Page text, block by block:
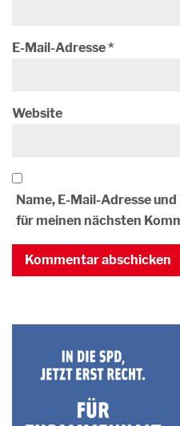
E-Mail-Adresse*
Website
Name, E-Mail-Adresse
für meinen nächsten